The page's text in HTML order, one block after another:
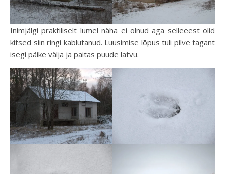
Inimjälgi praktiliselt lumel näha ei olnud aga selleeest olid
kitsed siin ringi kablutanud. Luusimise lõpus tuli pilve tagant
isegi päike välja ja paitas puude latvu.